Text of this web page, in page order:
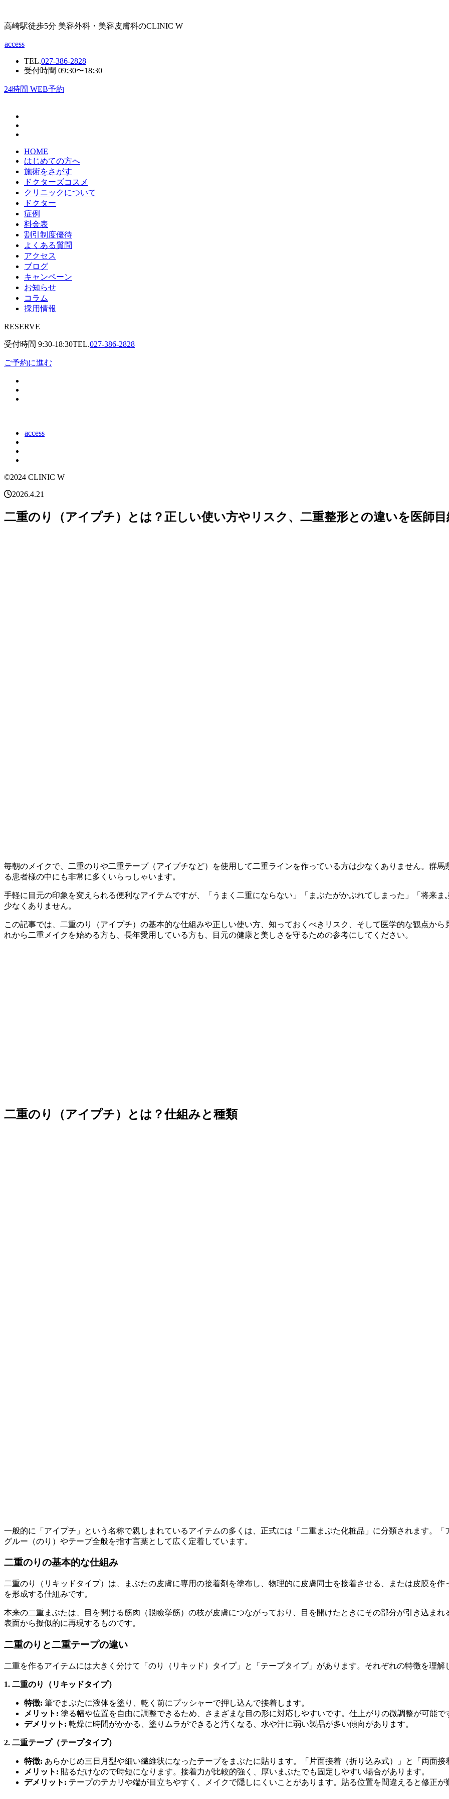
高崎駅徒歩5分 美容外科・美容皮膚科のCLINIC W
access
TEL.027-386-2828
受付時間 09:30〜18:30
24時間 WEB予約
HOME
はじめての方へ
施術をさがす
ドクターズコスメ
クリニックについて
ドクター
症例
料金表
割引制度優待
よくある質問
アクセス
ブログ
キャンペーン
お知らせ
コラム
採用情報
RESERVE
受付時間 9:30-18:30TEL.027-386-2828
ご予約に進む
access
©2024 CLINIC W
2026.4.21
二重のり（アイプチ）とは？正しい使い方やリスク、二重整形との違いを医師
毎朝のメイクで、二重のりや二重テープ（アイプチなど）を使用して二重ラインを作っている方は少なくありません。群
る患者様の中にも非常に多くいらっしゃいます。
手軽に目元の印象を変えられる便利なアイテムですが、「うまく二重にならない」「まぶたがかぶれてしまった」「将来
少なくありません。
この記事では、二重のり（アイプチ）の基本的な仕組みや正しい使い方、知っておくべきリスク、そして医学的な観点か
れから二重メイクを始める方も、長年愛用している方も、目元の健康と美しさを守るための参考にしてください。
二重のり（アイプチ）とは？仕組みと種類
一般的に「アイプチ」という名称で親しまれているアイテムの多くは、正式には「二重まぶた化粧品」に分類されます。
グルー（のり）やテープ全般を指す言葉として広く定着しています。
二重のりの基本的な仕組み
二重のり（リキッドタイプ）は、まぶたの皮膚に専用の接着剤を塗布し、物理的に皮膚同士を接着させる、または皮膜を
を形成する仕組みです。
本来の二重まぶたは、目を開ける筋肉（眼瞼挙筋）の枝が皮膚につながっており、目を開けたときにその部分が引き込ま
表面から擬似的に再現するものです。
二重のりと二重テープの違い
二重を作るアイテムには大きく分けて「のり（リキッド）タイプ」と「テープタイプ」があります。それぞれの特徴を理
1. 二重のり（リキッドタイプ）
特徴: 筆でまぶたに液体を塗り、乾く前にプッシャーで押し込んで接着します。
メリット: 塗る幅や位置を自由に調整できるため、さまざまな目の形に対応しやすいです。仕上がりの微調整が可能で
デメリット: 乾燥に時間がかかる、塗りムラができると汚くなる、水や汗に弱い製品が多い傾向があります。
2. 二重テープ（テープタイプ）
特徴: あらかじめ三日月型や細い繊維状になったテープをまぶたに貼ります。「片面接着（折り込み式）」と「両面
メリット: 貼るだけなので時短になります。接着力が比較的強く、厚いまぶたでも固定しやすい場合があります。
デメリット: テープのテカリや端が目立ちやすく、メイクで隠しにくいことがあります。貼る位置を間違えると修正